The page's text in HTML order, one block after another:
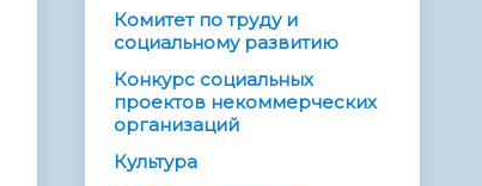
Комитет по труду и
социальному развитию
Конкурс социальных
проектов некоммерческих
организаций
Культура